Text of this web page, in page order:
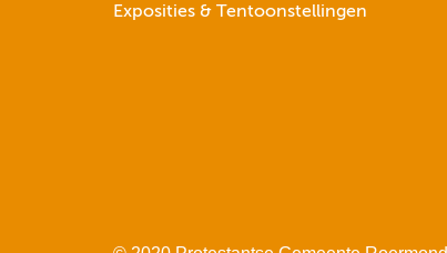
Exposities & Tentoonstellingen